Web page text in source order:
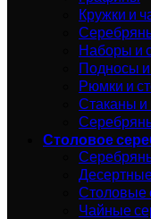
Кружки и
Наборы и
Подносы и
Рюмки и
Стаканы и
Столовое
Столовые
Чайные